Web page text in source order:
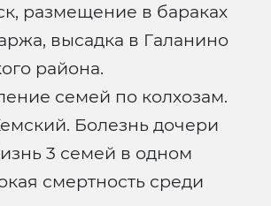
размещение в бараках
высадка в Галанино
района.
семей по колхозам.
Болезнь дочери
3 семей в одном
смертность среди